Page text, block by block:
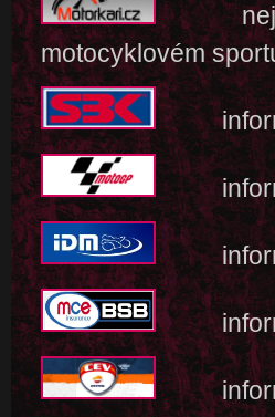
nejlepší
motocyklovém